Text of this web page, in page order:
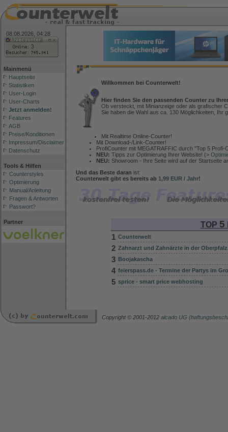
08.08.2026, 04:28
Mainmenü
Hauptseite
Statistiken
User-Login
User-Charts
Jetzt anmelden!
Features
AGB
Preise/Konditionen
Impressum/Disclaimer
Datenschutz
Tools & Hilfen
Counterstyles
Optimierung
Manual/Anleitung
Fragen & Antworten
Passwort?
Partner
Willkommen bei Counterwelt!
Hier finden Sie den passenden Counter zu
Ob versteckt, mit Minianzeige oder als grafischer
Sie haben die Wahl aus ca. 130 Möglichkeiten, Ihr
Mit Realtime Online-Counter!
Mit Download-/Link-Counter!
ProfiCounter mit MEGATRAFFIC durch "Top 5 Profi-
NEU: Tipps zur Optimierung Ihrer Website! (>
NEU: Showroom - Ihre Seite wird auf der Startseite
Und das Beste daran ist:
Counterwelt gibt es bereits ab 1,99 EUR / Jahr!
TOP 5
1 Counterwelt
2 Zahnarzt und Zahnärzte in der
3 Boojakascha
4 feierspass.de - Termine der Partys im
5 sprice - smart price webhosting
Copyright © 2001-2012 alcado UG